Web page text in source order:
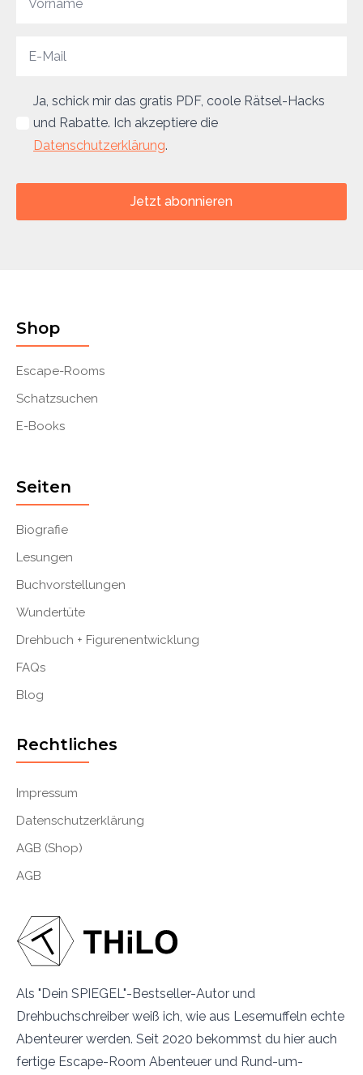
Ja, schick mir das gratis PDF, coole Rätsel-Hacks
und Rabatte. Ich akzeptiere die
Datenschutzerklärung.
Jetzt abonnieren
Als "Dein SPIEGEL"-Bestseller-Autor und
Drehbuchschreiber weiß ich, wie aus Lesemuffeln echte
Abenteurer werden. Seit 2020 bekommst du hier auch
fertige Escape-Room Abenteuer und Rund-um-
Shop
Escape-Rooms
Schatzsuchen
E-Books
Seiten
Biografie
Lesungen
Buchvorstellungen
Wundertüte
Drehbuch + Figurenentwicklung
FAQs
Blog
Rechtliches
Impressum
Datenschutzerklärung
AGB (Shop)
AGB